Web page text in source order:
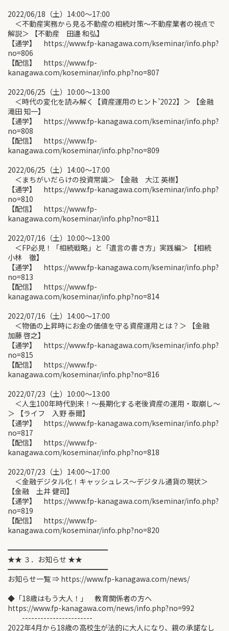
2022/06/18（土）14:00〜17:00
＜不動産実務から見る不動産の相続対策〜不動産業者の視点で
解説＞ 【不動産 田邊 和弘】
【通学】 https://www.fp-kanagawa.com/kseminar/info.php?
no=806
【配信】 https://www.fp-
kanagawa.com/koseminar/info.php?no=807
2022/06/25（土）10:00〜13:00
＜時代の変化を読み解く【資産運用のヒント’2022】＞ 【金融
滝田 知一】
【通学】 https://www.fp-kanagawa.com/kseminar/info.php?
no=808
【配信】 https://www.fp-
kanagawa.com/koseminar/info.php?no=809
2022/06/25（土）14:00〜17:00
＜まちがいだらけの投資常識＞ 【金融 大江 英樹】
【通学】 https://www.fp-kanagawa.com/kseminar/info.php?
no=810
【配信】 https://www.fp-
kanagawa.com/koseminar/info.php?no=811
2022/07/16（土）10:00〜13:00
＜FP必見！「相続戦略」と「遺言の書き方」実践編＞ 【相続
小林 徹】
【通学】 https://www.fp-kanagawa.com/kseminar/info.php?
no=813
【配信】 https://www.fp-
kanagawa.com/koseminar/info.php?no=814
2022/07/16（土）14:00〜17:00
＜物価の上昇時にお金の価値を守る資産運用とは？＞ 【金融
加藤 啓之】
【通学】 https://www.fp-kanagawa.com/kseminar/info.php?
no=815
【配信】 https://www.fp-
kanagawa.com/koseminar/info.php?no=816
2022/07/23（土）10:00〜13:00
＜人生100年時代到来！〜長期化する老後資産の運用・取崩し〜
＞ 【ライフ 入野 泰爾】
【通学】 https://www.fp-kanagawa.com/kseminar/info.php?
no=817
【配信】 https://www.fp-
kanagawa.com/koseminar/info.php?no=818
2022/07/23（土）14:00〜17:00
＜金融デジタル化！キャッシュレス〜デジタル通貨の現状＞
【金融 土井 健司】
【通学】 https://www.fp-kanagawa.com/kseminar/info.php?
no=819
【配信】 https://www.fp-
kanagawa.com/koseminar/info.php?no=820
━━━━━━━━━━━━━━
★★ ３．お知らせ ★★
━━━━━━━━━━━━━━
お知らせ一覧 ⇒ https://www.fp-kanagawa.com/news/
◆「18歳はもう大人！」 教育関係者の方へ
https://www.fp-kanagawa.com/news/info.php?no=992
-----------------------
2022年4月から18歳の高校生が法的に大人になり、親の承諾なし